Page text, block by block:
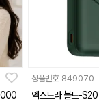
상품번호 849070
엑스트라 볼트-